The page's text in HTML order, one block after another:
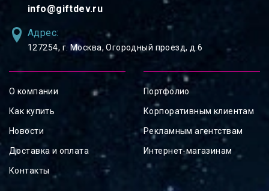
info@giftdev.ru
Адрес:
127254, ⁠г. Москва, Огородный проезд, д.6
О компании
Как купить
Новости
Доставка и оплата
Контакты
Портфолио
Корпоративным клиентам
Рекламным агентствам
Интернет-магазинам